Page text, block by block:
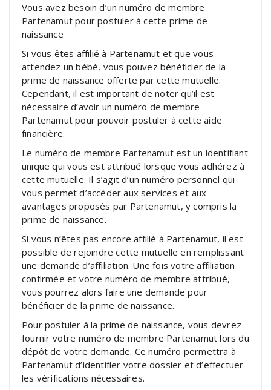
Vous avez besoin d’un numéro de membre
Partenamut pour postuler à cette prime de
naissance
Si vous êtes affilié à Partenamut et que vous
attendez un bébé, vous pouvez bénéficier de la
prime de naissance offerte par cette mutuelle.
Cependant, il est important de noter qu’il est
nécessaire d’avoir un numéro de membre
Partenamut pour pouvoir postuler à cette aide
financière.
Le numéro de membre Partenamut est un identifiant
unique qui vous est attribué lorsque vous adhérez à
cette mutuelle. Il s’agit d’un numéro personnel qui
vous permet d’accéder aux services et aux
avantages proposés par Partenamut, y compris la
prime de naissance.
Si vous n’êtes pas encore affilié à Partenamut, il est
possible de rejoindre cette mutuelle en remplissant
une demande d’affiliation. Une fois votre affiliation
confirmée et votre numéro de membre attribué,
vous pourrez alors faire une demande pour
bénéficier de la prime de naissance.
Pour postuler à la prime de naissance, vous devrez
fournir votre numéro de membre Partenamut lors du
dépôt de votre demande. Ce numéro permettra à
Partenamut d’identifier votre dossier et d’effectuer
les vérifications nécessaires.